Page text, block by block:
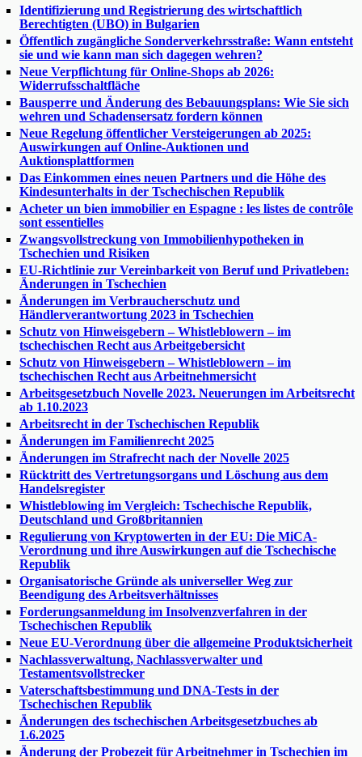
Identifizierung und Registrierung des wirtschaftlich
Berechtigten (UBO) in Bulgarien
Öffentlich zugängliche Sonderverkehrsstraße: Wann entsteht
sie und wie kann man sich dagegen wehren?
Neue Verpflichtung für Online-Shops ab 2026:
Widerrufsschaltfläche
Bausperre und Änderung des Bebauungsplans: Wie Sie sich
wehren und Schadensersatz fordern können
Neue Regelung öffentlicher Versteigerungen ab 2025:
Auswirkungen auf Online-Auktionen und
Auktionsplattformen
Das Einkommen eines neuen Partners und die Höhe des
Kindesunterhalts in der Tschechischen Republik
Acheter un bien immobilier en Espagne : les listes de contrôle
sont essentielles
Zwangsvollstreckung von Immobilienhypotheken in
Tschechien und Risiken
EU-Richtlinie zur Vereinbarkeit von Beruf und Privatleben:
Änderungen in Tschechien
Änderungen im Verbraucherschutz und
Händlerverantwortung 2023 in Tschechien
Schutz von Hinweisgebern – Whistleblowern – im
tschechischen Recht aus Arbeitgebersicht
Schutz von Hinweisgebern – Whistleblowern – im
tschechischen Recht aus Arbeitnehmersicht
Arbeitsgesetzbuch Novelle 2023. Neuerungen im Arbeitsrecht
ab 1.10.2023
Arbeitsrecht in der Tschechischen Republik
Änderungen im Familienrecht 2025
Änderungen im Strafrecht nach der Novelle 2025
Rücktritt des Vertretungsorgans und Löschung aus dem
Handelsregister
Whistleblowing im Vergleich: Tschechische Republik,
Deutschland und Großbritannien
Regulierung von Kryptowerten in der EU: Die MiCA-
Verordnung und ihre Auswirkungen auf die Tschechische
Republik
Organisatorische Gründe als universeller Weg zur
Beendigung des Arbeitsverhältnisses
Forderungsanmeldung im Insolvenzverfahren in der
Tschechischen Republik
Neue EU-Verordnung über die allgemeine Produktsicherheit
Nachlassverwaltung, Nachlassverwalter und
Testamentsvollstrecker
Vaterschaftsbestimmung und DNA-Tests in der
Tschechischen Republik
Änderungen des tschechischen Arbeitsgesetzbuches ab
1.6.2025
Änderung der Probezeit für Arbeitnehmer in Tschechien im